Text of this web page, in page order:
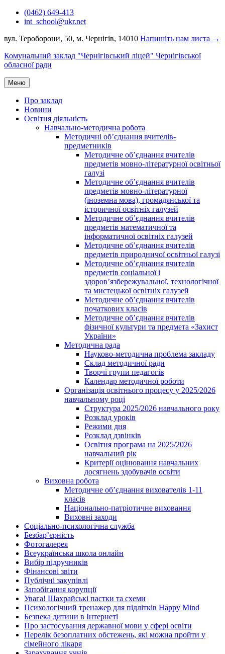
Перейти(0462) 649-413
int_school@ukr.net
вул. Тероборони, 50, м. Чернігів, 14010 Напишіть нам листа →
Комунальний заклад "Чернігівський ліцей" Чернігівської
обласної ради
Меню
Про заклад
Новини
Освітня діяльність
Навчально-методична робота
Методичні об’єднання вчителів-
предметників
Методичне об’єднання вчителів
предметів мовно-літературної освітньої
галузі
Методичне об’єднання вчителів
предметів мовно-літературної
(іноземна мова), громадянської та
історичної освітніх галузей
Методичне об’єднання вчителів
предметів математичної та
інформатичної освітніх галузей
Методичне об’єднання вчителів
предметів природничої освітньої галузі
Методичне об’єднання вчителів
предметів соціальної і
здоров’язбережувальної, технологічної
та мистецької освітніх галузей
Методичне об’єднання вчителів
початкових класів
Методичне об’єднання вчителів
фізичної культури та предмета «Захист
України»
Методична рада
Науково-методична проблема закладу
Склад методичної ради
Творчі групи педагогів
Календар методичної роботи
Організація освітнього процесу у 2025/2026
навчальному році
Структура 2025/2026 навчального року
Розклад уроків
Режими дня
Розклад дзвінків
Освітня програма на 2025/2026
навчальний рік
Критерії оцінювання навчальних
досягнень здобувачів освіти
Виховна робота
Методичне об’єднання вихователів 1-11
класів
Національно-патріотичне виховання
Виховні заходи
Соціально-психологічна служба
Безбар’єрність
Фотогалерея
Всеукраїнська школа онлайн
Вибір підручників
Фінансові звіти
Публічні закупівлі
Запобігання корупції
Увага! Шахрайські пастки та схеми
Психологічний тренажер для підлітків Happy Mind
Безпека дитини в Інтернеті
Про застосування державної мови у сфері освіти
Перелік безоплатних обстежень, які можна пройти у
сімейного лікаря